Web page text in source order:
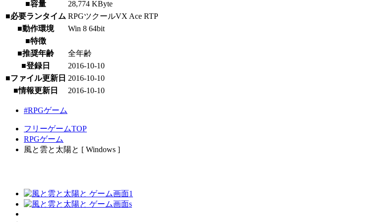
■容量
28,774 KByte
■必要ランタイム RPGツクールVX Ace RTP
■動作環境
Win 8 64bit
■特徴
■推奨年齢
全年齢
■登録日
2016-10-10
■ファイル更新日 2016-10-10
■情報更新日
2016-10-10
#RPGゲーム
フリーゲームTOP
RPGゲーム
風と雲と太陽と [ Windows ]